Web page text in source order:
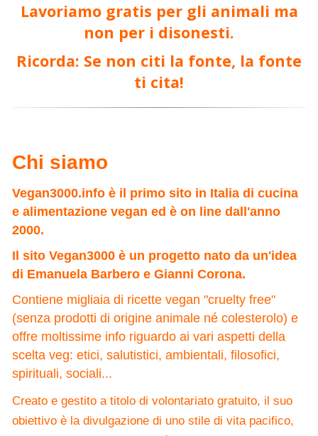
Lavoriamo gratis per gli animali ma
non per i disonesti.
Ricorda: Se non citi la fonte, la fonte
ti cita!
Chi siamo
Vegan3000.info è il primo sito in Italia di cucina
e alimentazione vegan ed è on line dall'anno
2000.
Il sito Vegan3000 è un progetto nato da un'idea
di Emanuela Barbero e Gianni Corona.
Contiene migliaia di ricette vegan "cruelty free"
(senza prodotti di origine animale né colesterolo) e
offre moltissime info riguardo ai vari aspetti della
scelta veg: etici, salutistici, ambientali, filosofici,
spirituali, sociali...
Creato e gestito a titolo di volontariato gratuito, il suo
obiettivo è la divulgazione di uno stile di vita pacifico,